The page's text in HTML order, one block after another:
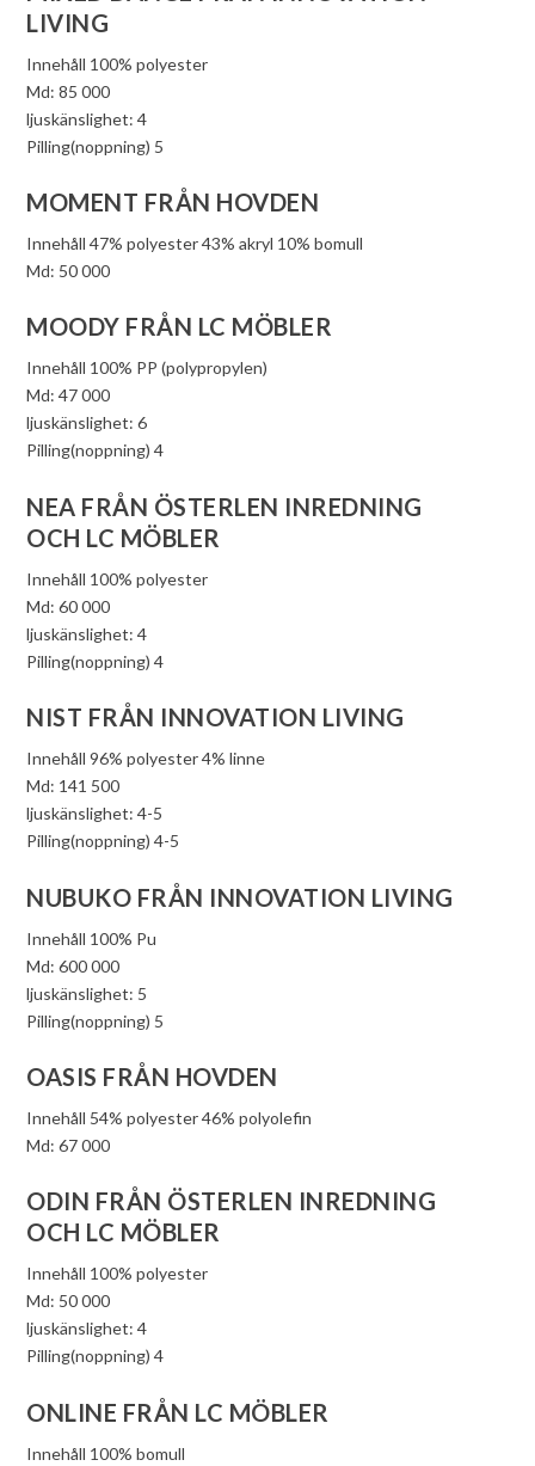
LIVING
Innehåll 100% polyester
Md: 85 000
ljuskänslighet: 4
Pilling(noppning) 5
MOMENT FRÅN HOVDEN
Innehåll 47% polyester 43% akryl 10% bomull
Md: 50 000
MOODY FRÅN LC MÖBLER
Innehåll 100% PP (polypropylen)
Md: 47 000
ljuskänslighet: 6
Pilling(noppning) 4
NEA FRÅN ÖSTERLEN INREDNING
OCH LC MÖBLER
Innehåll 100% polyester
Md: 60 000
ljuskänslighet: 4
Pilling(noppning) 4
NIST FRÅN INNOVATION LIVING
Innehåll 96% polyester 4% linne
Md: 141 500
ljuskänslighet: 4-5
Pilling(noppning) 4-5
NUBUKO FRÅN INNOVATION LIVING
Innehåll 100% Pu
Md: 600 000
ljuskänslighet: 5
Pilling(noppning) 5
OASIS FRÅN HOVDEN
Innehåll 54% polyester 46% polyolefin
Md: 67 000
ODIN FRÅN ÖSTERLEN INREDNING
OCH LC MÖBLER
Innehåll 100% polyester
Md: 50 000
ljuskänslighet: 4
Pilling(noppning) 4
ONLINE FRÅN LC MÖBLER
Innehåll 100% bomull